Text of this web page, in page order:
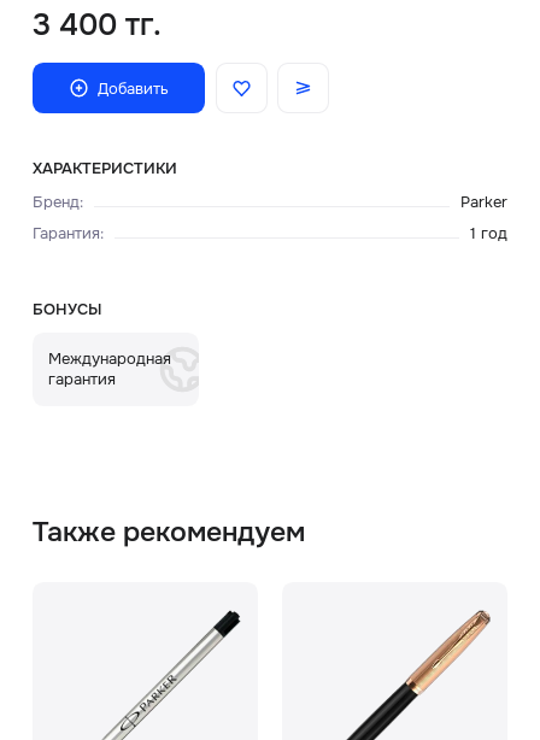
3 400 тг.
Добавить
ХАРАКТЕРИСТИКИ
Бренд:
Parker
Гарантия: 1 год
БОНУСЫ
Международная
гарантия
Также рекомендуем